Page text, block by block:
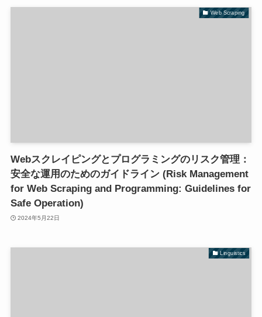
Web Scraping
Webスクレイピングとプログラミングのリスク管理：
安全な運用のためのガイドライン (Risk Management
for Web Scraping and Programming: Guidelines for
Safe Operation)
2024年5月22日
Linguistics